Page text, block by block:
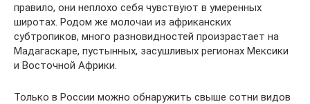
правило, они неплохо себя чувствуют в умеренных
широтах. Родом же молочаи из африканских
субтропиков, много разновидностей произрастает на
Мадагаскаре, пустынных, засушливых регионах Мексики
и Восточной Африки.
Только в России можно обнаружить свыше сотни видов